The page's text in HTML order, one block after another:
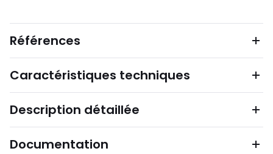
Références
Caractéristiques techniques
Description détaillée
Documentation